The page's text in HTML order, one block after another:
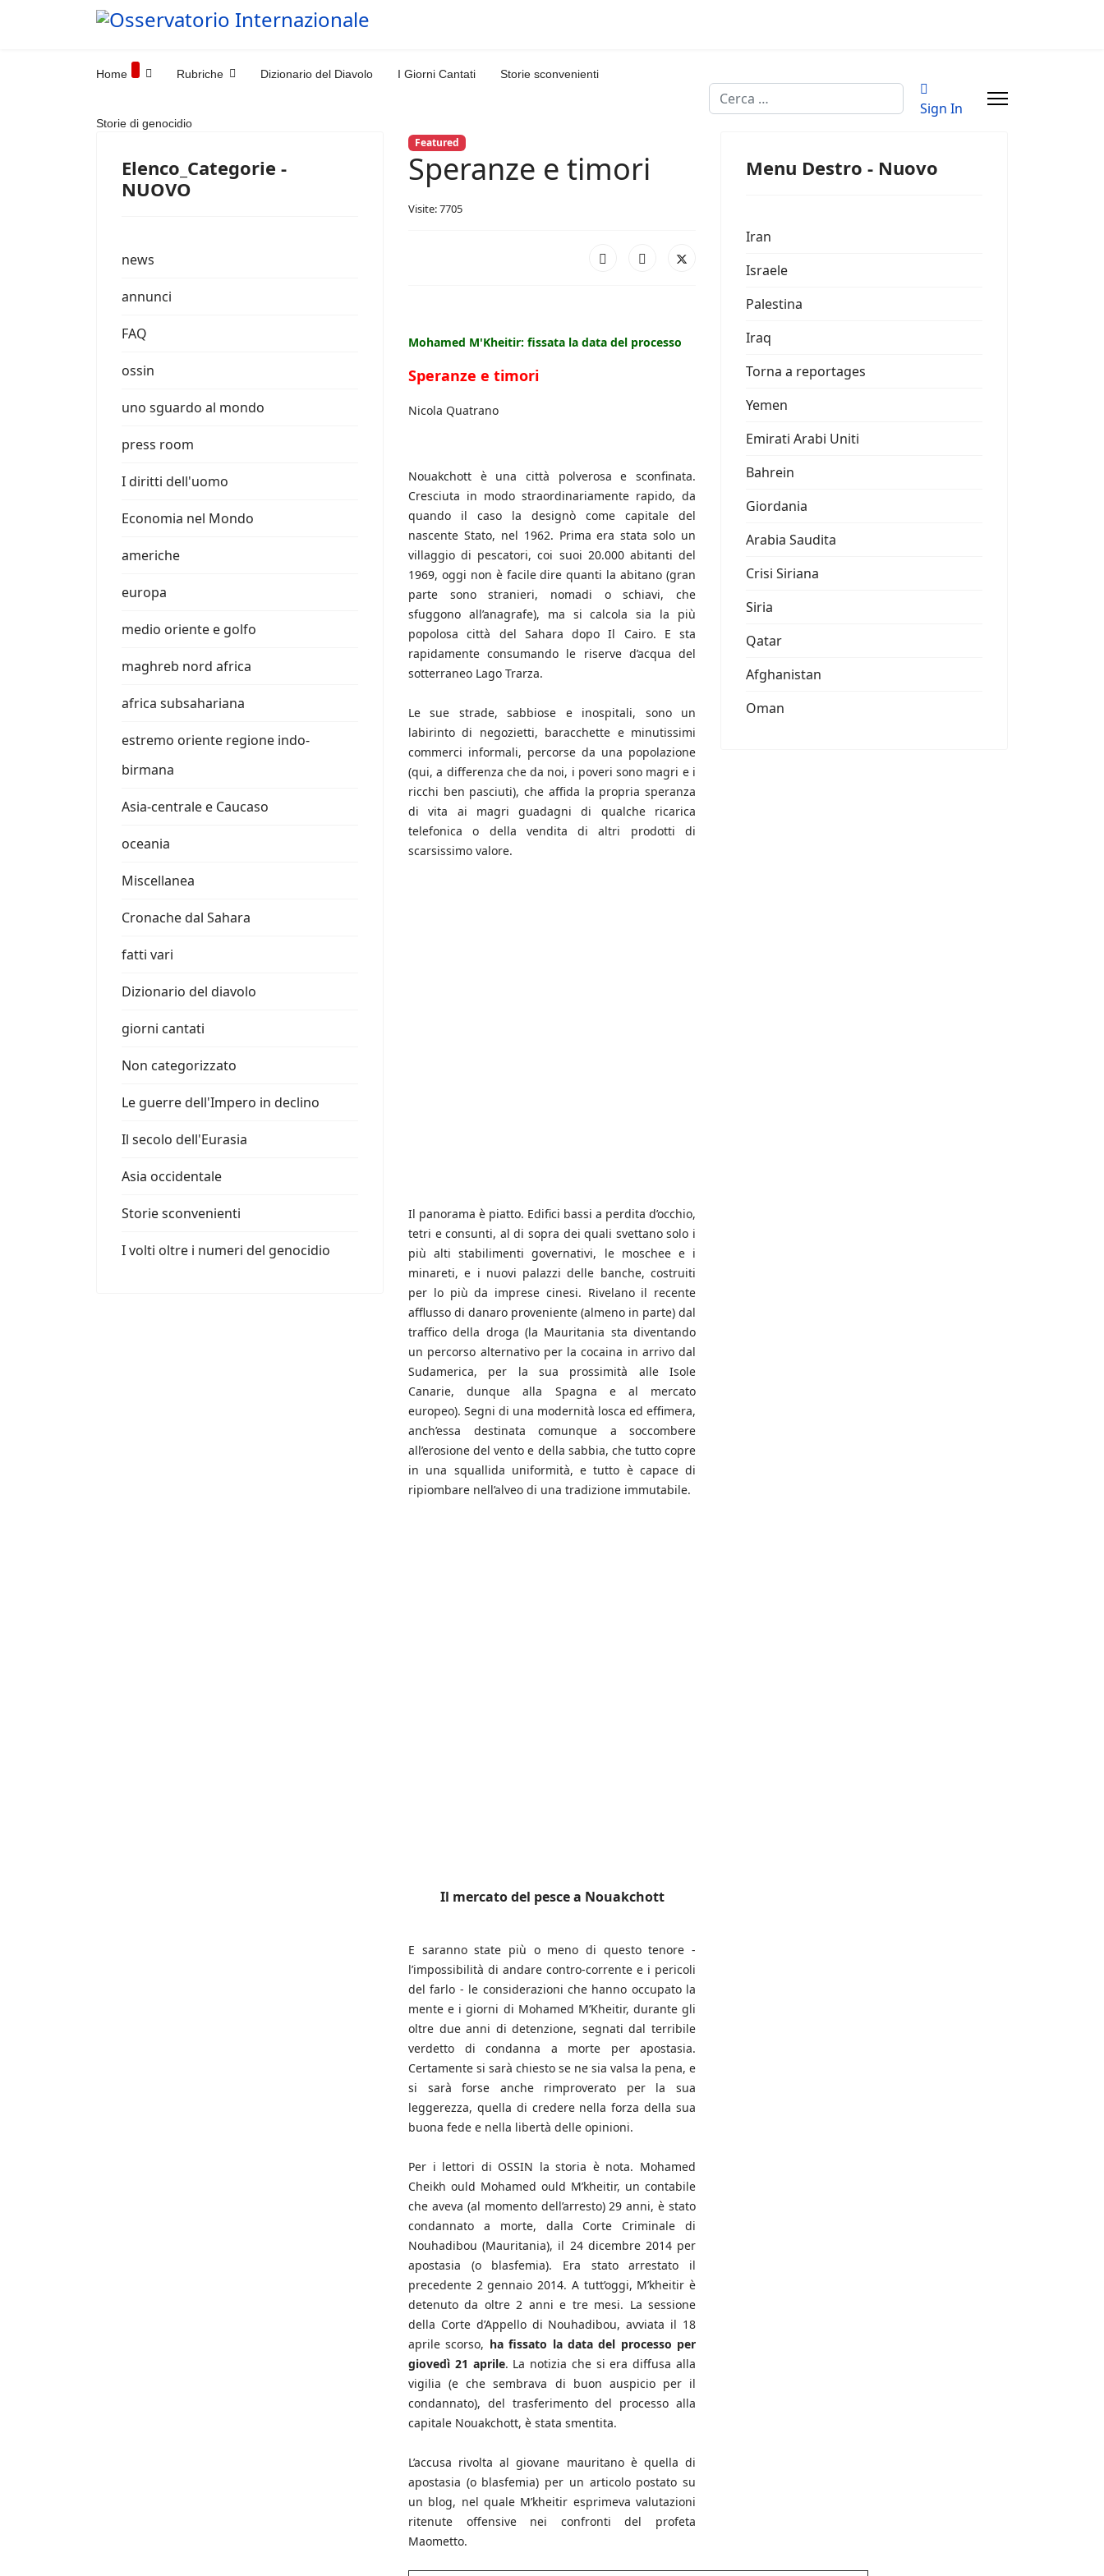
Home Rubriche Dizionario del Diavolo I Giorni Cantati Storie sconvenienti
Storie di genocidio
Cerca
Sign In
Elenco_Categorie -
NUOVO
news
annunci
FAQ
ossin
uno sguardo al mondo
press room
I diritti dell'uomo
Economia nel Mondo
americhe
europa
medio oriente e golfo
maghreb nord africa
africa subsahariana
estremo oriente regione indo-
birmana
Asia-centrale e Caucaso
oceania
Miscellanea
Cronache dal Sahara
fatti vari
Dizionario del diavolo
giorni cantati
Non categorizzato
Le guerre dell'Impero in declino
Il secolo dell'Eurasia
Asia occidentale
Storie sconvenienti
I volti oltre i numeri del genocidio
Featured
Speranze e timori
Visite: 7705
Mohamed M'Kheitir: fissata la data del processo
Speranze e timori
Nicola Quatrano
Nouakchott è una città polverosa e sconfinata.
Cresciuta in modo straordinariamente rapido, da
quando il caso la designò come capitale del
nascente Stato, nel 1962. Prima era stata solo un
villaggio di pescatori, coi suoi 20.000 abitanti del
1969, oggi non è facile dire quanti la abitano (gran
parte sono stranieri, nomadi o schiavi, che
sfuggono all’anagrafe), ma si calcola sia la più
popolosa città del Sahara dopo Il Cairo. E sta
rapidamente consumando le riserve d’acqua del
sotterraneo Lago Trarza.
Le sue strade, sabbiose e inospitali, sono un
labirinto di negozietti, baracchette e minutissimi
commerci informali, percorse da una popolazione
(qui, a differenza che da noi, i poveri sono magri e i
ricchi ben pasciuti), che affida la propria speranza
di vita ai magri guadagni di qualche ricarica
telefonica o della vendita di altri prodotti di
scarsissimo valore.
Il panorama è piatto. Edifici bassi a perdita d’occhio,
tetri e consunti, al di sopra dei quali svettano solo i
più alti stabilimenti governativi, le moschee e i
minareti, e i nuovi palazzi delle banche, costruiti
per lo più da imprese cinesi. Rivelano il recente
afflusso di danaro proveniente (almeno in parte) dal
traffico della droga (la Mauritania sta diventando
un percorso alternativo per la cocaina in arrivo dal
Sudamerica, per la sua prossimità alle Isole
Canarie, dunque alla Spagna e al mercato
europeo). Segni di una modernità losca ed effimera,
anch’essa destinata comunque a soccombere
all’erosione del vento e della sabbia, che tutto copre
in una squallida uniformità, e tutto è capace di
ripiombare nell’alveo di una tradizione immutabile.
Il mercato del pesce a Nouakchott
E saranno state più o meno di questo tenore -
l’impossibilità di andare contro-corrente e i pericoli
del farlo - le considerazioni che hanno occupato la
mente e i giorni di Mohamed M’Kheitir, durante gli
oltre due anni di detenzione, segnati dal terribile
verdetto di condanna a morte per apostasia.
Certamente si sarà chiesto se ne sia valsa la pena, e
si sarà forse anche rimproverato per la sua
leggerezza, quella di credere nella forza della sua
buona fede e nella libertà delle opinioni.
Per i lettori di OSSIN la storia è nota. Mohamed
Cheikh ould Mohamed ould M’kheitir, un contabile
che aveva (al momento dell’arresto) 29 anni, è stato
condannato a morte, dalla Corte Criminale di
Nouhadibou (Mauritania), il 24 dicembre 2014 per
apostasia (o blasfemia). Era stato arrestato il
precedente 2 gennaio 2014. A tutt’oggi, M’kheitir è
detenuto da oltre 2 anni e tre mesi. La sessione
della Corte d’Appello di Nouhadibou, avviata il 18
aprile scorso, ha fissato la data del processo per
giovedì 21 aprile. La notizia che si era diffusa alla
vigilia (e che sembrava di buon auspicio per il
condannato), del trasferimento del processo alla
capitale Nouakchott, è stata smentita.
L’accusa rivolta al giovane mauritano è quella di
apostasia (o blasfemia) per un articolo postato su
un blog, nel quale M’kheitir esprimeva valutazioni
ritenute offensive nei confronti del profeta
Maometto.
Menu Destro - Nuovo
Iran
Israele
Palestina
Iraq
Torna a reportages
Yemen
Emirati Arabi Uniti
Bahrein
Giordania
Arabia Saudita
Crisi Siriana
Siria
Qatar
Afghanistan
Oman